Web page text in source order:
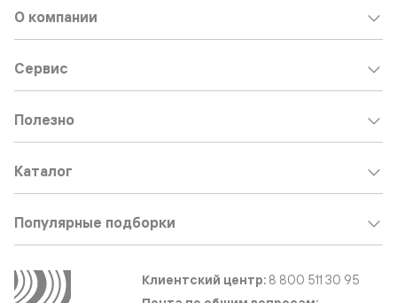
О компании
Сервис
Полезно
Каталог
Популярные подборки
Клиентский центр: 8 800 511 30 95